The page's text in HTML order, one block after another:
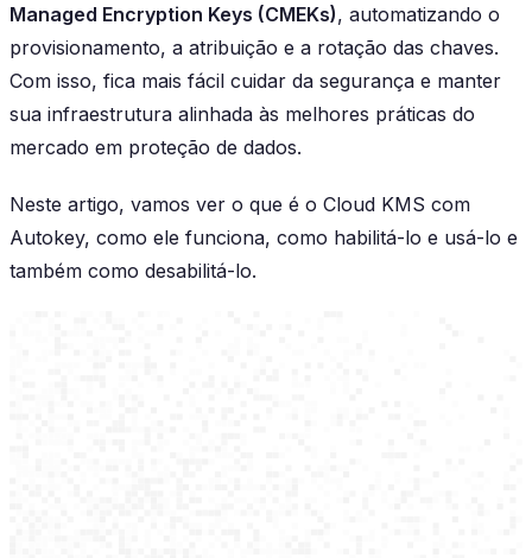
Managed Encryption Keys (CMEKs), automatizando o
provisionamento, a atribuição e a rotação das chaves.
Com isso, fica mais fácil cuidar da segurança e manter
sua infraestrutura alinhada às melhores práticas do
mercado em proteção de dados.
Neste artigo, vamos ver o que é o Cloud KMS com
Autokey, como ele funciona, como habilitá-lo e usá-lo e
também como desabilitá-lo.